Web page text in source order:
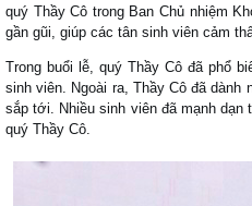
quý Thầy Cô trong Ban Chủ nhiệm
gần gũi, giúp các tân sinh viên cảm
Trong buổi lễ, quý Thầy Cô đã phổ
sinh viên. Ngoài ra, Thầy Cô đã
sắp tới. Nhiều sinh viên đã mạnh
quý Thầy Cô.